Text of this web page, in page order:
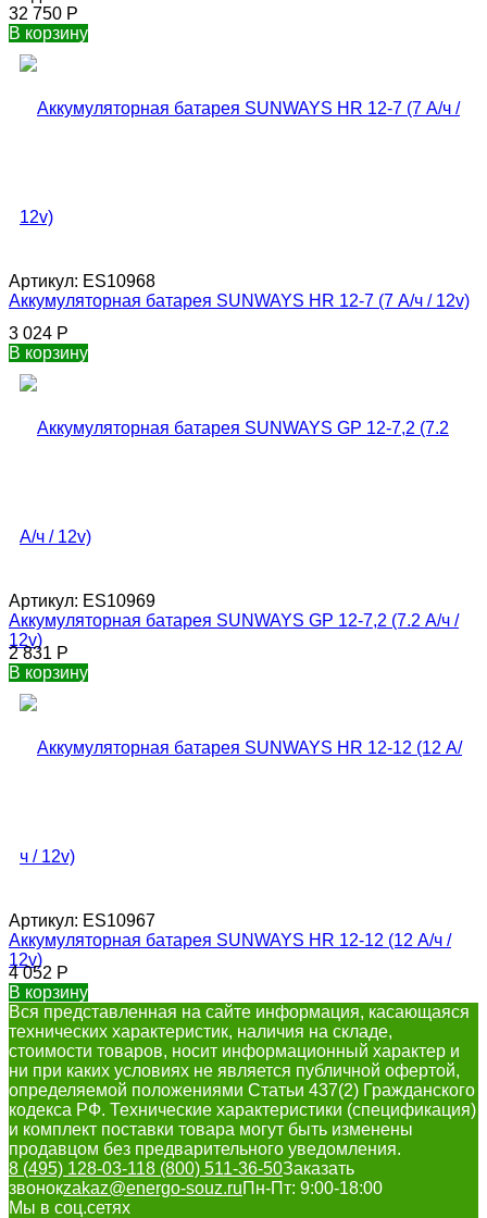
32 750 Р
В корзину
Артикул: ES10968
Аккумуляторная батарея SUNWAYS HR 12-7 (7 А/ч / 12v)
3 024 Р
В корзину
Артикул: ES10969
Аккумуляторная батарея SUNWAYS GP 12-7,2 (7.2 А/ч /
12v)
2 831 Р
В корзину
Артикул: ES10967
Аккумуляторная батарея SUNWAYS HR 12-12 (12 А/ч /
12v)
4 052 Р
В корзину
Вся представленная на сайте информация, касающаяся
технических характеристик, наличия на складе,
стоимости товаров, носит информационный характер и
ни при каких условиях не является публичной офертой,
определяемой положениями Статьи 437(2) Гражданского
кодекса РФ. Технические характеристики (спецификация)
и комплект поставки товара могут быть изменены
продавцом без предварительного уведомления.
8 (495) 128-03-118 (800) 511-36-50Заказать
звонокzakaz@energo-souz.ruПн-Пт: 9:00-18:00
Мы в соц.сетях